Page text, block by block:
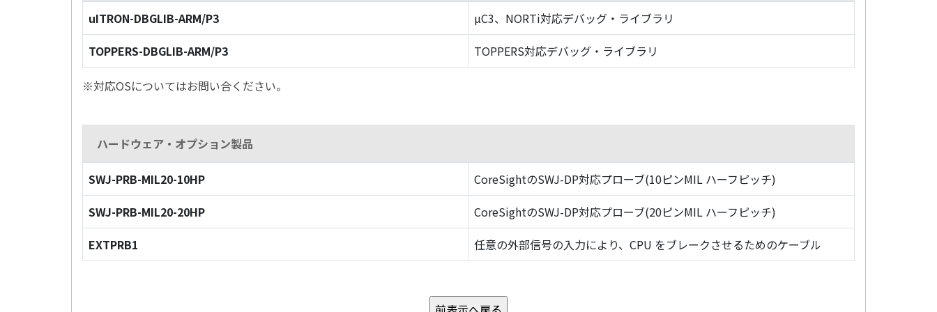
uITRON-DBGLIB-ARM/P3
µC3、NORTi対応デバッグ・ライブラリ
TOPPERS-DBGLIB-ARM/P3
TOPPERS対応デバッグ・ライブラリ
※対応OSについてはお問い合ください。
ハードウェア・オプション製品
SWJ-PRB-MIL20-10HP
CoreSightのSWJ-DP対応プローブ(10ピンMIL ハーフピッチ)
SWJ-PRB-MIL20-20HP
CoreSightのSWJ-DP対応プローブ(20ピンMIL ハーフピッチ)
EXTPRB1
任意の外部信号の入力により、CPU をブレークさせるためのケーブル